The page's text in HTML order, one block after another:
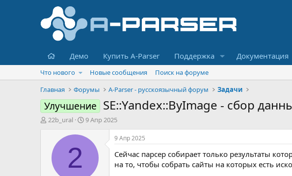
Главная
Демо Купить A-Parser Поддержка Документация
Что нового Новые сообщения
Поиск на форуме
Главная
Форумы A-Parser - русскоязычный форум Задачи
Улучшение SE::Yandex::ByImage - сбор
А
22b_ural
Д
т
9 Апр 2025
2
9 Апр 2025
Сейчас парсер собирает только результаты
на то, чтобы собрать сайты на которых есть